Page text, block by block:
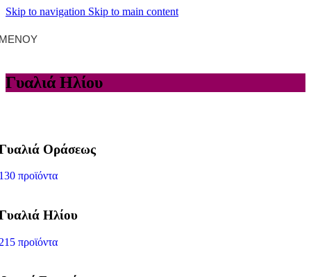
Skip to navigation Skip to main content
Γυαλιά Ηλίου
Οράσεως
προϊόντα
Ηλίου
προϊόντα